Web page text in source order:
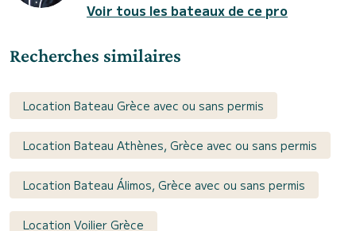
Voir tous les bateaux de ce pro
Recherches similaires
Location Bateau Grèce avec ou sans permis
Location Bateau Athènes, Grèce avec ou sans permis
Location Bateau Álimos, Grèce avec ou sans permis
Location Voilier Grèce